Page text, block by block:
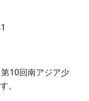
10回南アジア少
。